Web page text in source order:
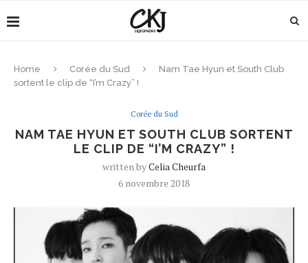
Home Corée du Sud
Nam Tae Hyun et South Club
sortent le clip de “I’m Crazy” !
Corée du Sud
NAM TAE HYUN ET SOUTH CLUB SORTENT
LE CLIP DE “I’M CRAZY” !
written byCelia Cheurfa
6 novembre 2018